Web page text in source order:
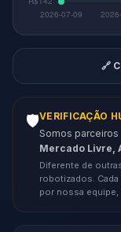
🔗
🛡️VERIFICAÇÃO
Somos
Mercado Livre,
Diferente de
robotizados.
por nossa equipe,